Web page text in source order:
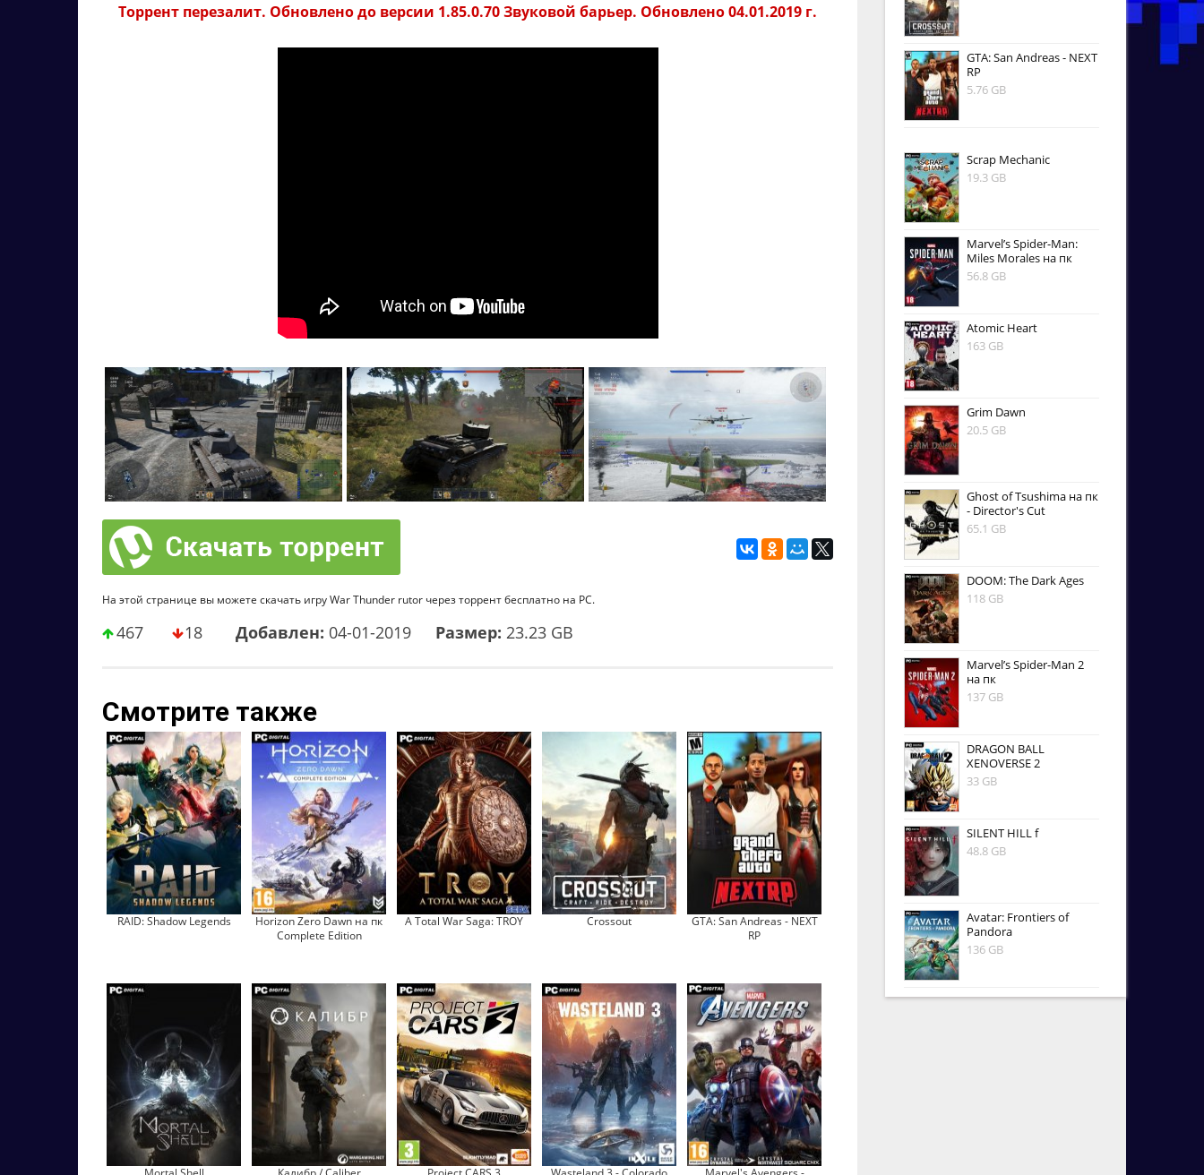
Торрент перезалит. Обновлено до версии 1.85.0.70 Звуковой барьер. Обновлено 04.01.2019 г.
На этой странице вы можете скачать игру War Thunder rutor через торрент бесплатно на PC.
467 18 Добавлен: 04-01-2019 Размер: 23.23 GB
Смотрите также
RAID: Shadow Legends
Horizon Zero Dawn на пк
Complete Edition
A Total War Saga: TROY Crossout
GTA: San Andreas - NEXT
RP
GTA: San Andreas - NEXT
RP
5.76 GB
Scrap Mechanic
19.3 GB
Marvel’s Spider-Man:
Miles Morales на пк
56.8 GB
Atomic Heart
163 GB
Grim Dawn
20.5 GB
Ghost of Tsushima на пк
- Director's Cut
65.1 GB
DOOM: The Dark Ages
118 GB
Marvel’s Spider-Man 2
на пк
137 GB
DRAGON BALL
XENOVERSE 2
33 GB
SILENT HILL f
48.8 GB
Avatar: Frontiers of
Pandora
136 GB